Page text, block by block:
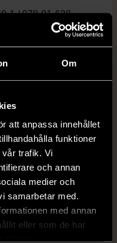
Om
att anpassa innehållet
funktioner
trafik. Vi
och annan
medier och
samarbetar med.
med annan
eller som de har
1 / 978-91-638-
638-9158-8 / 978-91-
5 / 978-91-638-
använd, är av fin
ha några skador eller
bedömer